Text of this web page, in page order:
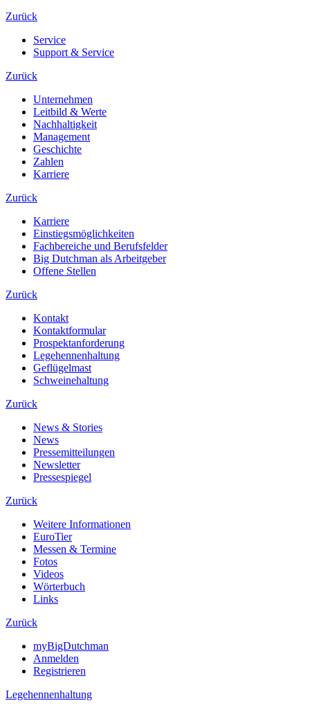
Zurück
Service
Support & Service
Zurück
Unternehmen
Leitbild & Werte
Nachhaltigkeit
Management
Geschichte
Zahlen
Karriere
Zurück
Karriere
Einstiegsmöglichkeiten
Fachbereiche und Berufsfelder
Big Dutchman als Arbeitgeber
Offene Stellen
Zurück
Kontakt
Kontaktformular
Prospektanforderung
Legehennenhaltung
Geflügelmast
Schweinehaltung
Zurück
News & Stories
News
Pressemitteilungen
Newsletter
Pressespiegel
Zurück
Weitere Informationen
EuroTier
Messen & Termine
Fotos
Videos
Wörterbuch
Links
Zurück
myBigDutchman
Anmelden
Registrieren
Legehennenhaltung